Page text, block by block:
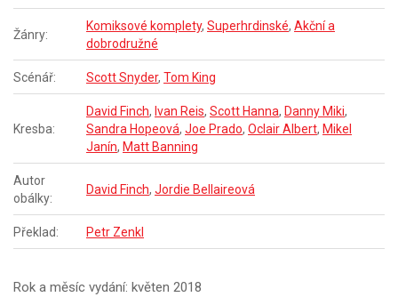
Žánry:
Komiksové komplety, Superhrdinské, Akční a
dobrodružné
Scénář: Scott Snyder, Tom King
Kresba:
David Finch, Ivan Reis, Scott Hanna, Danny Miki,
Sandra Hopeová, Joe Prado, Oclair Albert, Mikel
Janín, Matt Banning
Autor
obálky:
David Finch, Jordie Bellaireová
Překlad: Petr Zenkl
Rok a měsíc vydání: květen 2018